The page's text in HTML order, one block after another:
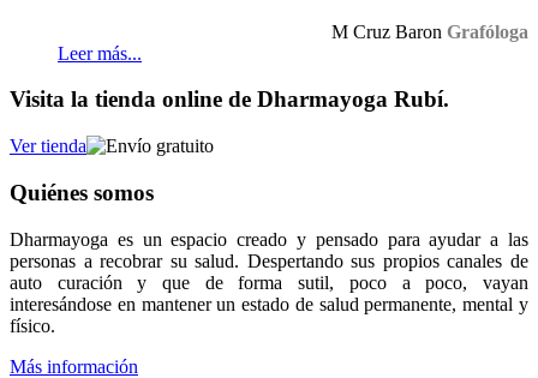
M Cruz Baron Grafóloga
Leer más...
Visita la tienda online de Dharmayoga Rubí.
Ver tienda
Quiénes somos
Dharmayoga es un espacio creado y pensado para ayudar a las
personas a recobrar su salud. Despertando sus propios canales de
auto curación y que de forma sutil, poco a poco, vayan
interesándose en mantener un estado de salud permanente, mental y
físico.
Más información